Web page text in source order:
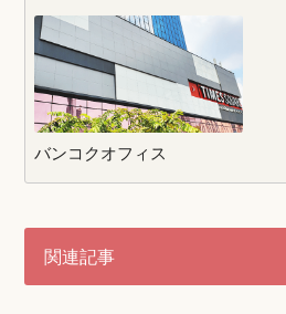
バンコクオフィス
関連記事